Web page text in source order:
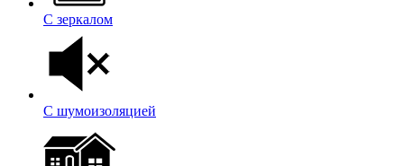
С зеркалом
С шумоизоляцией